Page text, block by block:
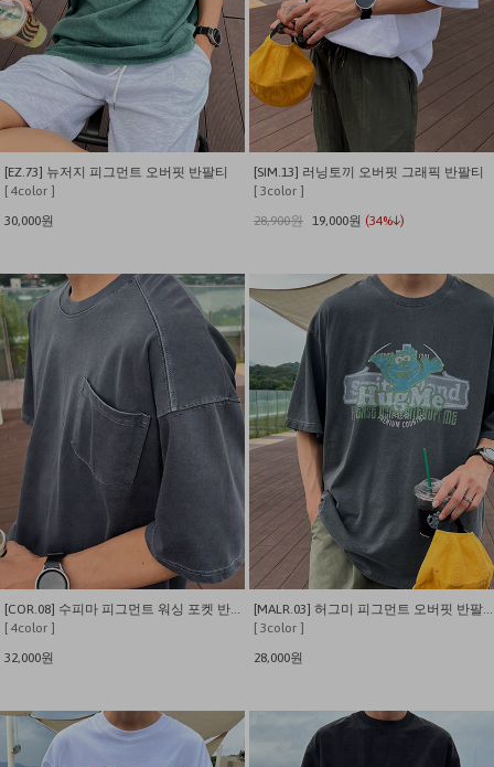
[EZ.73] 뉴저지 피그먼트 오버핏 반팔티
[ 4color ]
30,000원
[SIM.13] 러닝토끼 오버핏 그래픽 반팔티
[ 3color ]
28,900원 19,000원 (34%↓)
[COR.08] 수피마 피그먼트 워싱 포켓 반팔티
[ 4color ]
32,000원
[MALR.03] 허그미 피그먼트 오버핏 반팔티
[ 3color ]
28,000원